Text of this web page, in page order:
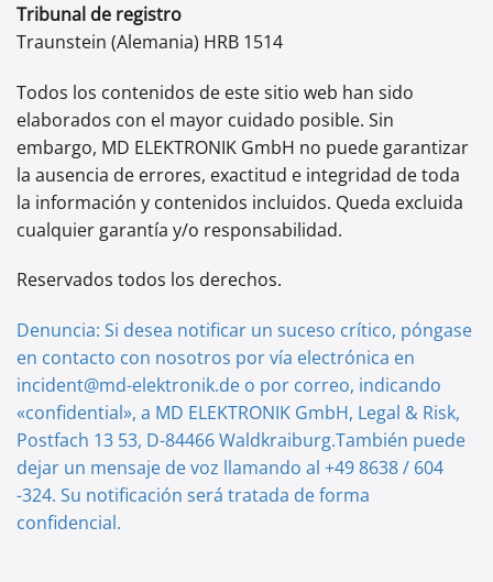
Tribunal de registro
Traunstein (Alemania) HRB 1514
Todos los contenidos de este sitio web han sido
elaborados con el mayor cuidado posible. Sin
embargo, MD ELEKTRONIK GmbH no puede garantizar
la ausencia de errores, exactitud e integridad de toda
la información y contenidos incluidos. Queda excluida
cualquier garantía y/o responsabilidad.
Reservados todos los derechos.
Denuncia: Si desea notificar un suceso crítico, póngase
en contacto con nosotros por vía electrónica en
incident@md-elektronik.de o por correo, indicando
«confidential», a MD ELEKTRONIK GmbH, Legal & Risk,
Postfach 13 53, D-84466 Waldkraiburg.También puede
dejar un mensaje de voz llamando al +49 8638 / 604
-324. Su notificación será tratada de forma
confidencial.